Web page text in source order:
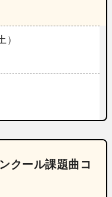
）
クール課題曲コ